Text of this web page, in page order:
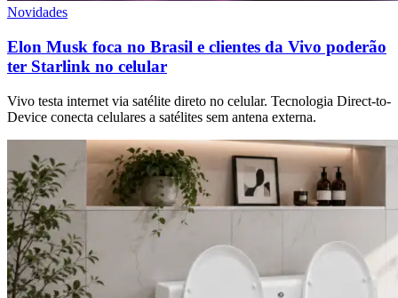
Novidades
Elon Musk foca no Brasil e clientes da Vivo poderão
ter Starlink no celular
Vivo testa internet via satélite direto no celular. Tecnologia Direct-to-
Device conecta celulares a satélites sem antena externa.